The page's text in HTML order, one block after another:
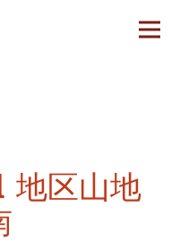
切换
区山地